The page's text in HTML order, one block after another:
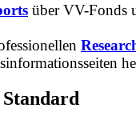
über VV-Fonds